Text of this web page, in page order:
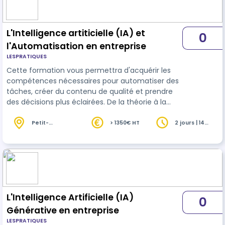
L'Intelligence artiticielle (IA) et
l'Automatisation en entreprise
LESPRATIQUES
Cette formation vous permettra d'acquérir les
compétences nécessaires pour automatiser des
tâches, créer du contenu de qualité et prendre
des décisions plus éclairées. De la théorie à la
outils
et à mettre en œuvre vos nouvelles
devenir un acteur clé de la transformation
numérique de votre organisation. Vous souhaitez
0
Petit-
> 1350€ HT
2 jours | 14
L'Intelligence Artificielle (IA)
Générative en entreprise
LESPRATIQUES
0